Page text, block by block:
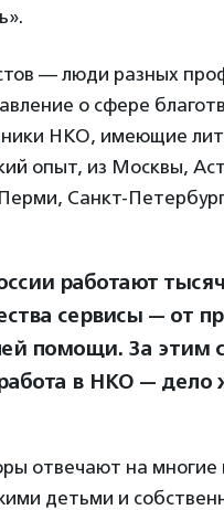
— люди разных
о сфере
НКО, имеющие
опыт, из Москвы,
Санкт-
работают
сервисы — от
помощи. За этим
в НКО — дело
отвечают на
детьми и